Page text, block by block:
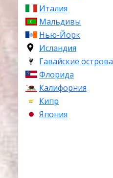
Италия
Мальдивы
Нью-Йорк
Исландия
Гавайские острова
Флорида
Калифорния
Кипр
Япония